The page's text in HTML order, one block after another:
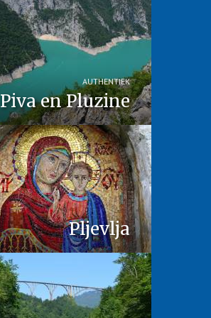
Piva en Pluzine
AUTHENTIEK
Pljevlja